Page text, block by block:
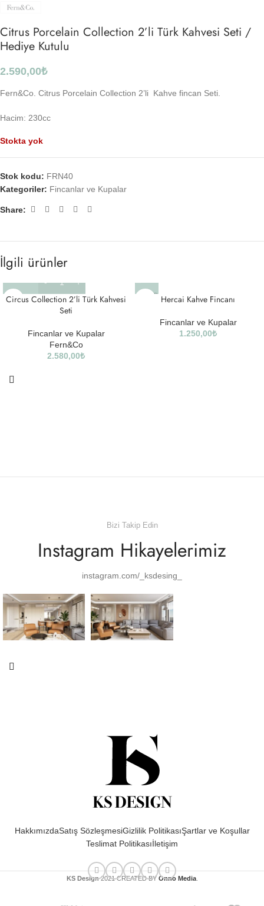
Citrus Porcelain Collection 2’li Türk Kahvesi Seti /
Hediye Kutulu
2.590,00₺
Fern&Co. Citrus Porcelain Collection 2’li Kahve fincan Seti.
Hacim: 230cc
Stokta yok
Stok kodu: FRN40
Kategoriler: Fincanlar ve Kupalar
Share:
İlgili ürünler
Circus Collection 2’li Türk Kahvesi
Seti
Fincanlar ve Kupalar
Fern&Co
2.580,00₺
SOLD Hercai Kahve Fincanı
Fincanlar ve Kupalar
1.250,00₺
Bizi Takip Edin
Instagram Hikayelerimiz
instagram.com/_ksdesing_
HakkımızdaSatış SözleşmesiGizlilik PolitikasıŞartlar ve Koşullar
Teslimat Politikasıİletişim
KS Design 2021 CREATED BY Onno Media.